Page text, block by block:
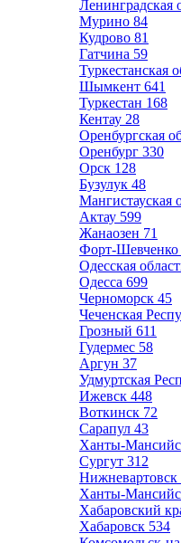
Ленинградская
Мурино 84
Кудрово 81
Гатчина 59
Туркестанская
Шымкент 641
Туркестан 168
Кентау 28
Оренбургская
Оренбург 330
Орск 128
Бузулук 48
Мангистауская
Актау 599
Жанаозен 71
Форт-Шевченко
Одесская
Одесса 699
Черноморск 45
Чеченская
Грозный 611
Гудермес 58
Аргун 37
Удмуртская
Ижевск 448
Воткинск 72
Сарапул 43
Ханты-
Сургут 312
Нижневартовск
Ханты-
Хабаровский
Хабаровск 534